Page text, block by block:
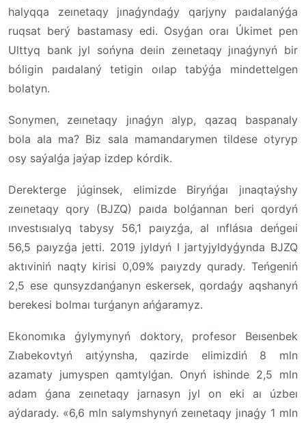
halyqqa zeınetaqy jınaǵyndaǵy qarjyny paıdalanýǵa
ruqsat berý bastamasy edi. Osyǵan oraı Úkimet pen
Ulttyq bank jyl sońyna deıin zeınetaqy jınaǵynyń bir
bóligin paıdalaný tetigin oılap tabýǵa mindettelgen
bolatyn.
Sonymen, zeınetaqy jınaǵyn alyp, qazaq baspanaly
bola ala ma? Biz sala mamandarymen tildese otyryp
osy saýalǵa jaýap izdep kórdik.
Derekterge júginsek, elimizde Biryńǵaı jınaqtaýshy
zeınetaqy qory (BJZQ) paıda bolǵannan beri qordyń
ınvestısıalyq tabysy 56,1 paıyzǵa, al ınflásıa deńgeıi
56,5 paıyzǵa jetti. 2019 jyldyń I jartyjyldyǵynda BJZQ
aktıviniń naqty kirisi 0,09% paıyzdy qurady. Teńgeniń
2,5 ese qunsyzdanǵanyn eskersek, qordaǵy aqshanyń
berekesi bolmaı turǵanyn ańǵaramyz.
Ekonomıka ǵylymynyń doktory, profesor Beısenbek
Zıabekovtyń aıtýynsha, qazirde elimizdiń 8 mln
azamaty jumyspen qamtylǵan. Onyń ishinde 2,5 mln
adam ǵana zeınetaqy jarnasyn jyl on eki aı úzbeı
aýdarady. «6,6 mln salymshynyń zeınetaqy jınaǵy 1 mln